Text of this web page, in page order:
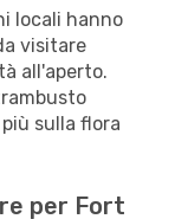
locali hanno
visitare
all'aperto.
sulla flora
per Fort